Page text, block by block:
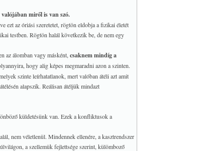
miről is van szó.
ezt az óriási szeretetet, rögtön eldobja a fizikai életét
testben. Rögtön halál következik be, de nem egy
az álomban vagy másként, csaknem mindíg a
hogy alig képes megmaradni azon a szinten.
szinte leírhatatlanok, mert valóban átéli azt amit
alapszik. Reálisan átéljük mindazt
küldetésünk van. Ezek a konfliktusok a
nem véletlenül. Mindennek ellenére, a kasztrendszer
a szellemük fejlettsége szerint, külömboző